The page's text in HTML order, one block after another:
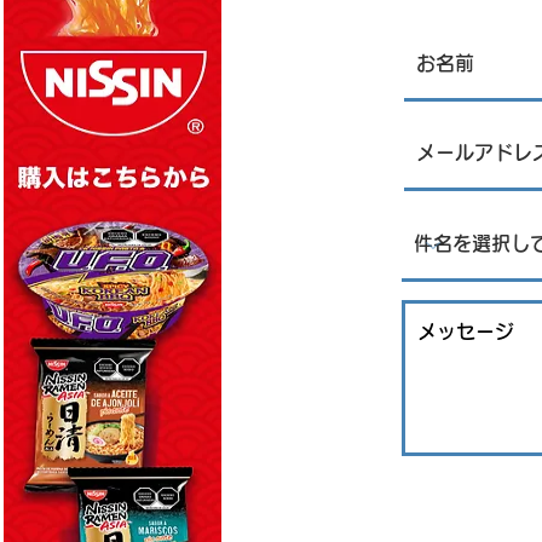
、8月8日土曜日店内営業にて